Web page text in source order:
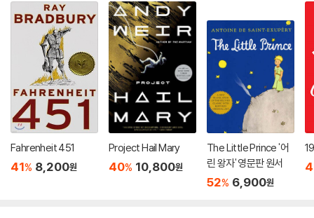
Fahrenheit 451
41% 8,200원
Project Hail Mary
40% 10,800원
The Little Prince '어
린 왕자' 영문판 원서
52% 6,900원